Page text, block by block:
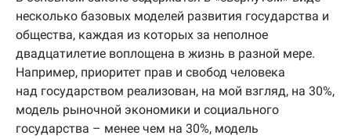
несколько базовых моделей развития государства и
общества, каждая из которых за неполное
двадцатилетие воплощена в жизнь в разной мере.
Например, приоритет прав и свобод человека
над государством реализован, на мой взгляд, на 30%,
модель рыночной экономики и социального
государства – менее чем на 30%, модель